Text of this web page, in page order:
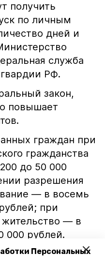
Персональных
получить
по личным
дней и
служба
РФ.
закон,
повышает
граждан при
гражданства
до 50 000
разрешения
— в восемь
при
— в
000 рублей.
пошлина за
привлечение на